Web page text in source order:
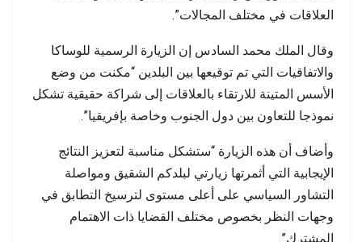
العلاقات في مختلف المجالات”.
وقال الملك محمد السادس إن الزيارة الرسمية للوساكا
والاتفاقيات التي تم توقيعها بين البلدين “مكنت من وضع
الأسس المتينة للارتقاء بالعلاقات إلى شراكة حقيقية تشكل
نموذجا للتعاون بين دول الجنوب وخاصة بإفريقيا”.
وأضاف أن هذه الزيارة “ستشكل مناسبة لتعزيز النتائج
الإيجابية التي أثمرتها زيارتي لبلدكم الشقيق ومواصلة
التشاور السياسي على أعلى مستوى لترسيخ التطابق في
وجهات النظر بخصوص مختلف القضايا ذات الاهتمام
المشترك”.